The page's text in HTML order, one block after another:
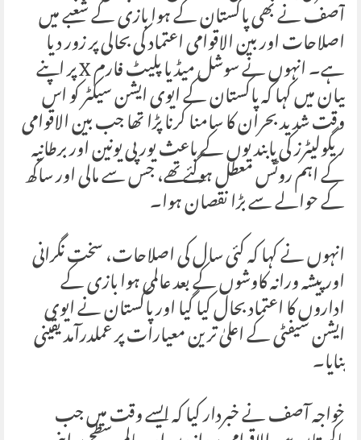
آصف نے بھی پاکستان کے ہوا بازی کے شعبے میں
اصلاحات اور بین الاقوامی اعتماد کی بحالی پر زور دیا
ہے۔ انہوں نے سوشل میڈیا پلیٹ فارم X پر اپنے
بیان میں کہا کہ پاکستان کے ایوی ایشن سیکٹر کو اس
وقت شدید بحران کا سامنا کرنا پڑا تھا جب بین الاقوامی
ریگولیٹرز کی پابندیوں کے باعث یورپی یونین اور برطانیہ
کے اہم روٹس معطل ہوگئے تھے، جس سے مالی اور ساکھ
کے حوالے سے بڑا نقصان ہوا۔
انہوں نے کہا کہ کئی سال کی اصلاحات، سخت نگرانی
اور پیشہ ورانہ کاوشوں کے بعد عالمی ہوا بازی کے
اداروں کا اعتماد بحال کیا گیا اور پاکستان نے ایوی
ایشن سیفٹی کے اعلیٰ ترین معیارات پر عملدرآمد یقینی
بنایا۔
خواجہ آصف نے خبردار کیا کہ ایسے وقت میں جب